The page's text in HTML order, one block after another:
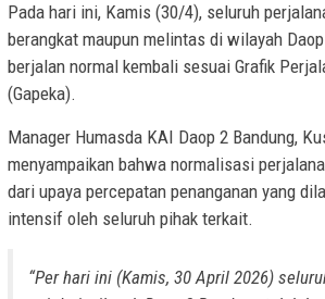
Pada hari ini, Kamis (30/4), seluruh
berangkat maupun melintas di wilayah
berjalan normal kembali sesuai Grafik
(Gapeka).
Manager Humasda KAI Daop 2 Bandung,
menyampaikan bahwa normalisasi
dari upaya percepatan penanganan yang
intensif oleh seluruh pihak terkait.
“Per hari ini (Kamis, 30 April 2026)